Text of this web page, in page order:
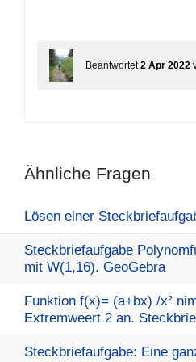
Beantwortet 2 Apr 2022
Ähnliche Fragen
Lösen einer
Steckbriefaufgabe
mit W(1,16). GeoGebra
Funktion f(x)= (a+bx) /x²
Extremweert 2 an.
Steckbriefaufgabe: Eine